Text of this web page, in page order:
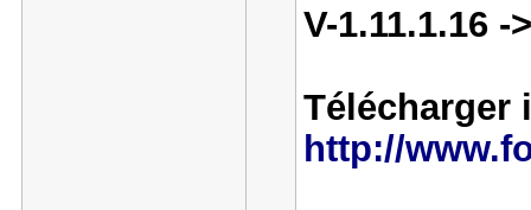
V-1.11.1.16 -
Télécharger
http://